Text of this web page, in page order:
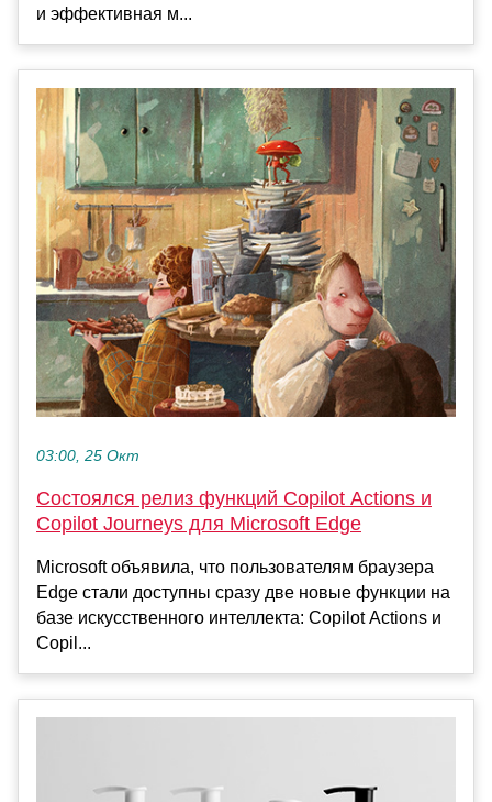
и эффективная м...
03:00, 25 Окт
Состоялся релиз функций Copilot Actions и
Copilot Journeys для Microsoft Edge
Microsoft объявила, что пользователям браузера
Edge стали доступны сразу две новые функции на
базе искусственного интеллекта: Copilot Actions и
Copil...